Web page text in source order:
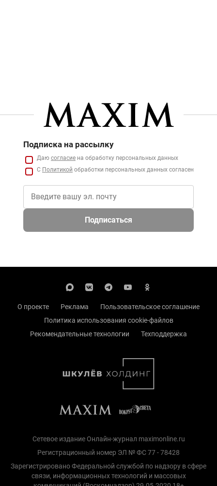
Подписка на рассылку
Даю согласие на обработку персональных данных
С Политикой обработки персональных данных согласен
Подписаться
О проекте Реклама
Пользовательское соглашение
Политика использования cookie-файлов
Рекомендательные технологии
Техподдержка
Сетевое издание Онлайн-журнал maximonline.ru
Регистрационный номер ЭЛ № ФС 77 - 78428
Зарегистрировано Федеральной службой по надзору в сфере
связи, информационных технологий и массовых